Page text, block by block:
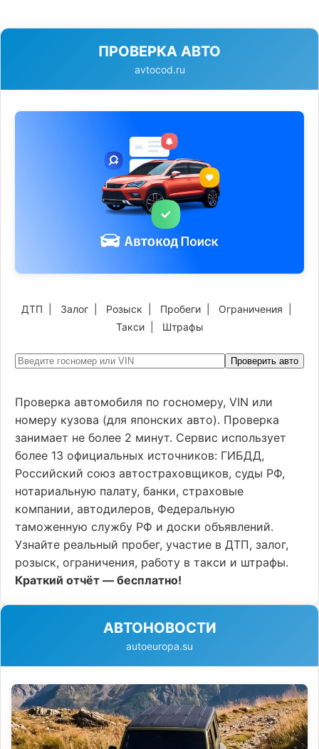
ПРОВЕРКА АВТО
avtocod.ru
ДТП Залог Розыск Пробеги Ограничения
Такси| Штрафы
Проверить авто
Проверка автомобиля по госномеру, VIN или
номеру кузова (для японских авто). Проверка
занимает не более 2 минут. Сервис использует
более 13 официальных источников: ГИБДД,
Российский союз автостраховщиков, суды РФ,
нотариальную палату, банки, страховые
компании, автодилеров, Федеральную
таможенную службу РФ и доски объявлений.
Узнайте реальный пробег, участие в ДТП, залог,
розыск, ограничения, работу в такси и штрафы.
Краткий отчёт — бесплатно!
АВТОНОВОСТИ
autoeuropa.su